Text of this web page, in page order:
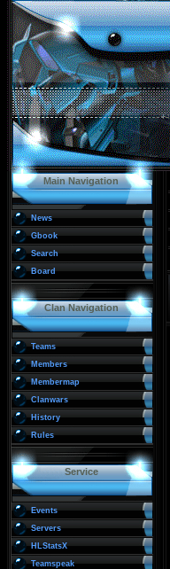
Main Navigation
News
Gbook
Search
Board
Clan Navigation
Teams
Members
Membermap
Clanwars
History
Rules
Service
Events
Servers
HLStatsX
Teamspeak